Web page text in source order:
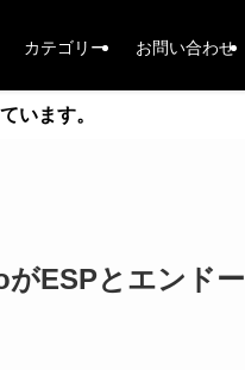
カテゴリー お問い合わせ
います。
ESPとエンドー